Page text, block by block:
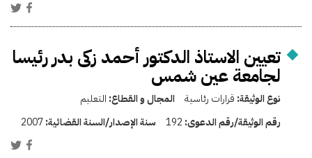
تعيين الاستاذ الدكتور أحمد زكى بدر رئيسا
لجامعة عين شمس
نوع الوثيقة: قرارات رئاسية المجال و القطاع: التعليم
رقم الوثيقة/رقم الدعوى: 192 سنة الإصدار/السنة القضائية:2007